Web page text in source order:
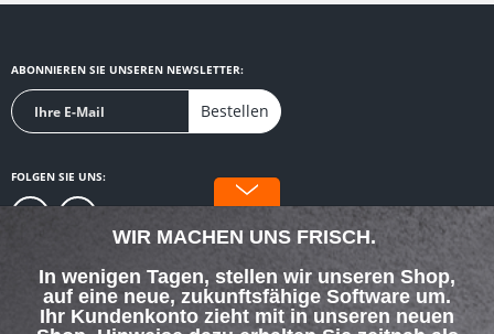
ABONNIEREN SIE UNSEREN NEWSLETTER:
Bestellen
FOLGEN SIE UNS:
WIR MACHEN UNS FRISCH.
In wenigen Tagen, stellen wir unseren Shop,
auf eine neue, zukunftsfähige Software um.
Ihr Kundenkonto zieht mit in unseren neuen
SERVICE HOTLINE